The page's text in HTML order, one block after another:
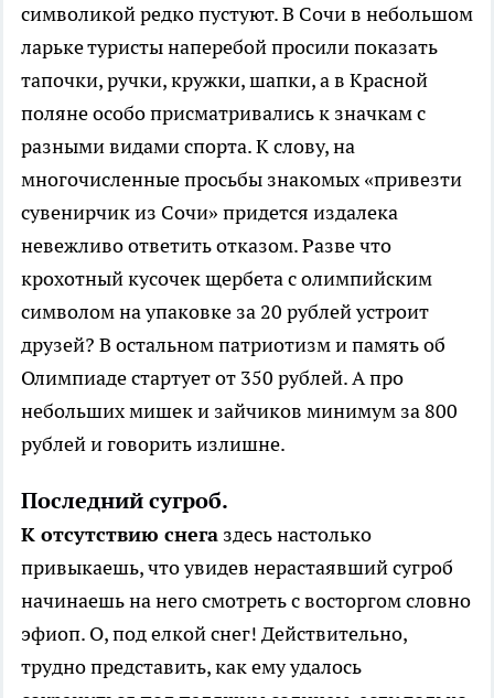
символикой редко пустуют. В Сочи в небольшом
ларьке туристы наперебой просили показать
тапочки, ручки, кружки, шапки, а в Красной
поляне особо присматривались к значкам с
разными видами спорта. К слову, на
многочисленные просьбы знакомых «привезти
сувенирчик из Сочи» придется издалека
невежливо ответить отказом. Разве что
крохотный кусочек щербета с олимпийским
символом на упаковке за 20 рублей устроит
друзей? В остальном патриотизм и память об
Олимпиаде стартует от 350 рублей. А про
небольших мишек и зайчиков минимум за 800
рублей и говорить излишне.
Последний сугроб.
К отсутствию снега здесь настолько
привыкаешь, что увидев нерастаявший сугроб
начинаешь на него смотреть с восторгом словно
эфиоп. О, под елкой снег! Действительно,
трудно представить, как ему удалось